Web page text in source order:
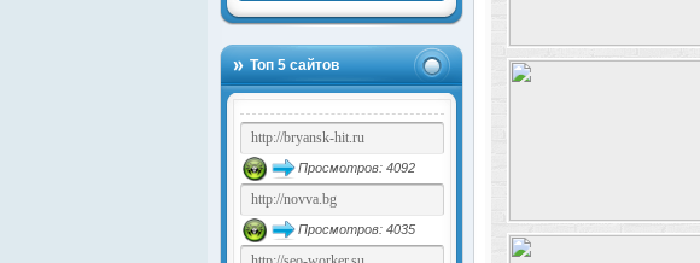
Топ 5 сайтов
Просмотров: 4092
Просмотров: 4035